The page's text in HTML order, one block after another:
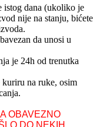
istog dana (ukoliko je
nije na stanju, bićete
da unosi u
je 24h od trenutka
na ruke, osim
OBAVEZNO